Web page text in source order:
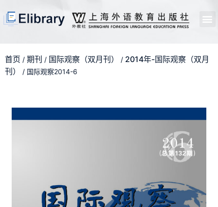
首页 / 期刊 / 国际观察（双月刊） / 2014年-国际观察（双月
刊）
/ 国际观察2014-6